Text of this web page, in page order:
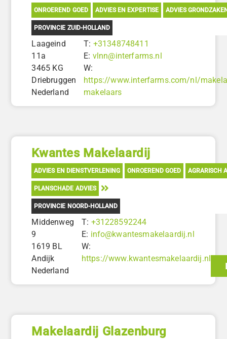
ONROEREND GOED ADVIES EN EXPERTISE ADVIES
PROVINCIE ZUID-HOLLAND
Laageind
11a
3465 KG
Driebruggen
Nederland
T: +31348748411
E: vlnn@interfarms.nl
W:
https://www.interfarms.com/nl/
makelaars
Kwantes Makelaardij
ADVIES EN DIENSTVERLENING ONROEREND GOED AGRARISCH
PLANSCHADE ADVIES
PROVINCIE NOORD-HOLLAND
Middenweg
9
1619 BL
Andijk
Nederland
T: +31228592244
E: info@kwantesmakelaardij.nl
W:
https://www.kwantesmakelaardij.nl
Makelaardij Glazenburg